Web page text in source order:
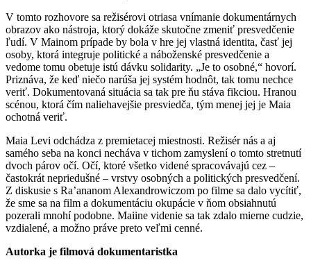
V tomto rozhovore sa režisérovi otriasa vnímanie dokumentárnych
obrazov ako nástroja, ktorý dokáže skutočne zmeniť presvedčenie
ľudí. V Mainom prípade by bola v hre jej vlastná identita, časť jej
osoby, ktorá integruje politické a náboženské presvedčenie a
vedome tomu obetuje istú dávku solidarity. „Je to osobné,“ hovorí.
Priznáva, že keď niečo narúša jej systém hodnôt, tak tomu nechce
veriť. Dokumentovaná situácia sa tak pre ňu stáva fikciou. Hranou
scénou, ktorá čím naliehavejšie presviedča, tým menej jej je Maia
ochotná veriť.
Maia Levi odchádza z premietacej miestnosti. Režisér nás a aj
samého seba na konci necháva v tichom zamyslení o tomto stretnutí
dvoch párov očí. Očí, ktoré všetko videné spracovávajú cez –
častokrát nepriedušné – vrstvy osobných a politických presvedčení.
Z diskusie s Ra’ananom Alexandrowiczom po filme sa dalo vycítiť,
že sme sa na film a dokumentáciu okupácie v ňom obsiahnutú
pozerali mnohí podobne. Maiine videnie sa tak zdalo mierne cudzie,
vzdialené, a možno práve preto veľmi cenné.
Autorka je filmová dokumentaristka